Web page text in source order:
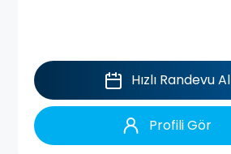
Hızlı Randevu Al
Profili Gör